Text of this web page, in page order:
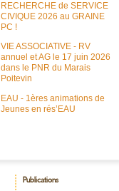
RECHERCHE de SERVICE
CIVIQUE 2026 au GRAINE
PC !
VIE ASSOCIATIVE - RV
annuel et AG le 17 juin 2026
dans le PNR du Marais
Poitevin
EAU - 1ères animations de
Jeunes en rés’EAU
Publications